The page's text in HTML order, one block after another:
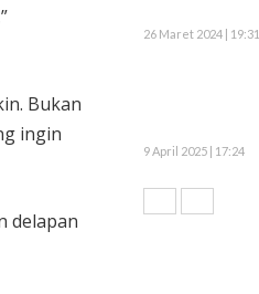
Bukan
ingin
delapan
26 Maret 2024 | 19:31
9 April 2025 | 17:24